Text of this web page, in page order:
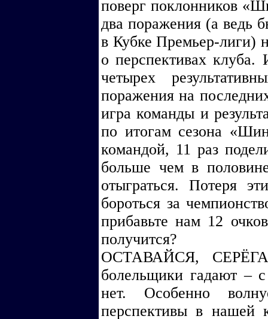
поверг поклонников
два поражения (а ведь
в Кубке Премьер-лиги)
о перспективах
четырех
поражения на
игра команды и
по итогам сезона
командой, 11 раз
больше чем в
отыграться. Потеря
бороться за
прибавьте нам 12
получится?
ОСТАВАЙСЯ,
болельщики гадают –
нет. Особенно
перспективы в нашей